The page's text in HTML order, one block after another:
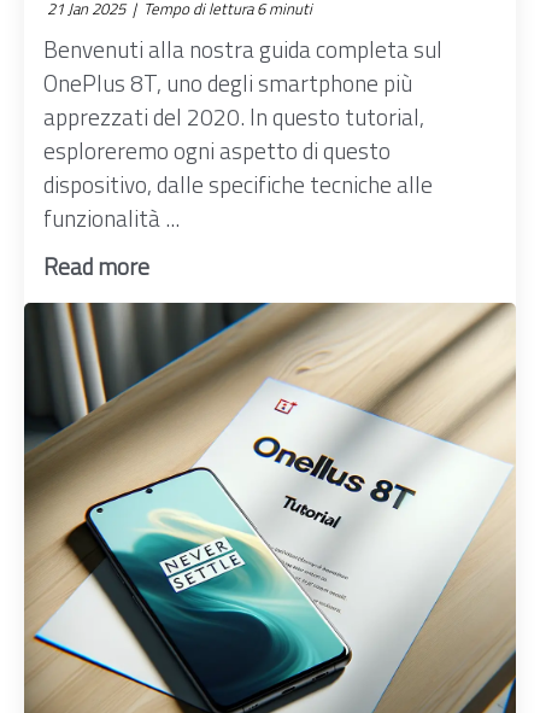
21 Jan 2025 | Tempo di lettura 6 minuti
Benvenuti alla nostra guida completa sul
OnePlus 8T, uno degli smartphone più
apprezzati del 2020. In questo tutorial,
esploreremo ogni aspetto di questo
dispositivo, dalle specifiche tecniche alle
funzionalità ...
Read more